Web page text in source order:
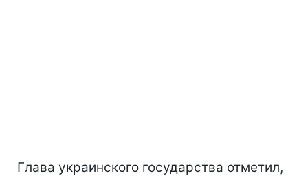
Глава украинского государства отметил,